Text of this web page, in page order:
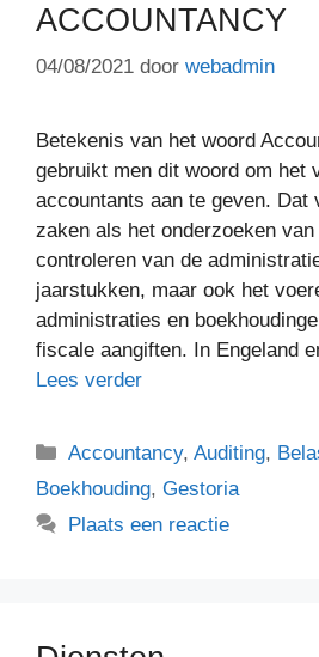
ACCOUNTANCY
04/08/2021 door webadmin
Betekenis van het woord
gebruikt men dit woord om het
accountants aan te geven. Dat
zaken als het onderzoeken
controleren van de
jaarstukken, maar ook het
administraties en
fiscale aangiften. In Engeland
Lees verder
Categorieën
Accountancy,Auditing,
Boekhouding, Gestoria
Plaats een reactie